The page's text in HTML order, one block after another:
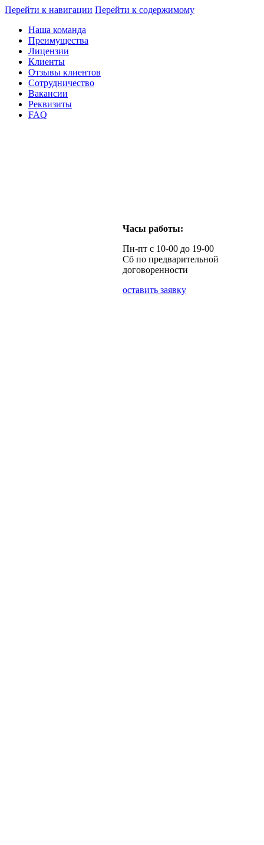
Перейти к навигации Перейти к содержимому
Наша команда
Преимущества
Лицензии
Клиенты
Отзывы клиентов
Сотрудничество
Вакансии
Реквизиты
FAQ
Часы работы:
Пн-пт с 10-00 до 19-00
Сб по предварительной
договоренности
оставить заявку